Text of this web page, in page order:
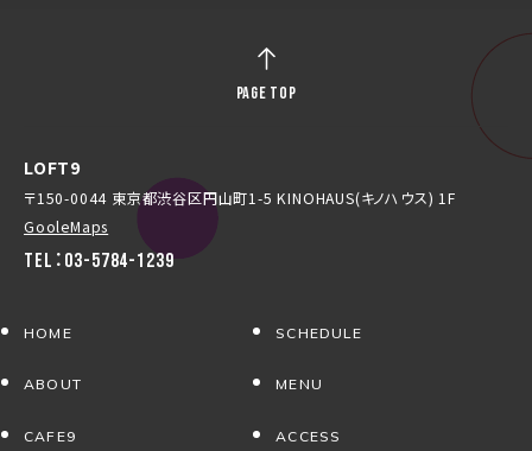
LOFT9
〒150-0044 東京都渋谷区円山町1-5 KINOHAUS(キノハウス) 1F
GooleMaps
TEL：03-5784-1239
HOME SCHEDULE
ABOUT MENU
CAFE9 ACCESS
PAGE TOP